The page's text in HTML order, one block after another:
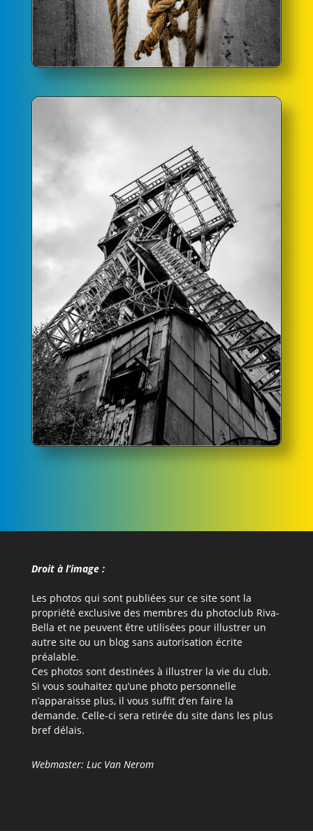
Droit à l’image :
Les photos qui sont publiées sur ce site sont la
propriété exclusive des membres du photoclub Riva-
Bella et ne peuvent être utilisées pour illustrer un
autre site ou un blog sans autorisation écrite
préalable.
Ces photos sont destinées à illustrer la vie du club.
Si vous souhaitez qu’une photo personnelle
n’apparaisse plus, il vous suffit d’en faire la
demande. Celle-ci sera retirée du site dans les plus
bref délais.
Webmaster: Luc Van Nerom